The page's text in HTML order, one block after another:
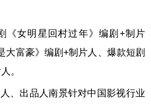
《女明星回村过年》编剧+制片
大富豪》编剧+制片人、爆款短剧
。
、出品人南景针对中国影视行业